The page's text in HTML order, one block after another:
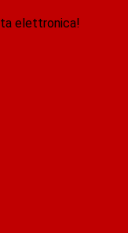
elettronica!